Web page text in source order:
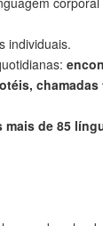
individuais.
mais de 85